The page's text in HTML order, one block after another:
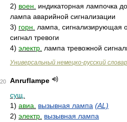
2) воен.
индикаторная лампочка
лампа аварийной сигнализации
3) горн.
лампа, сигнализирующая
сигнал тревоги
4) электр. лампа тревожной
Универсальный немецко-русский
20
Anruflampe
сущ.
1) авиа. вызывная лампа (AL)
2) электр. вызывная лампа